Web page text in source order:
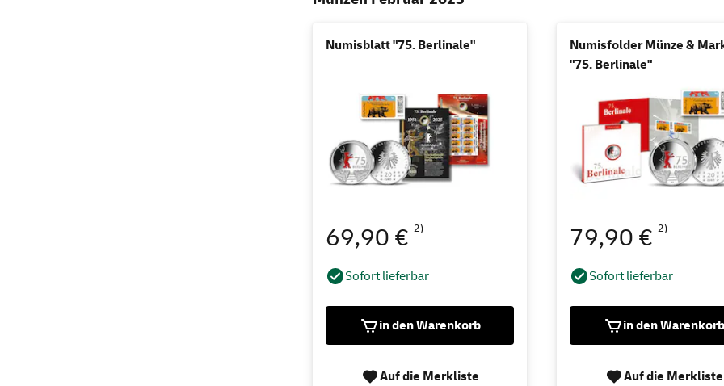
Numisblatt "75. Berlinale"
69,90 € 2)
Sofort lieferbar
in den Warenkorb
Auf die Merkliste
Numisfolder Münze &
"75. Berlinale"
79,90 €2)
Sofort lieferbar
in den Warenkorb
Auf die Merkliste